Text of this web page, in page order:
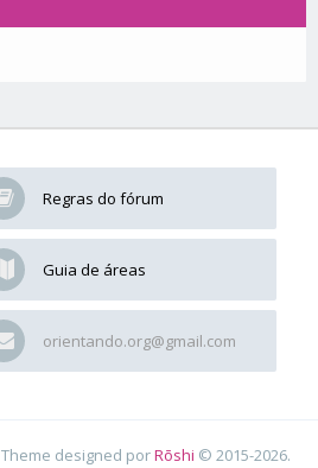
Regras do fórum
Guia de áreas
orientando.org@gmail.com
Theme designed porRōshi © 2015-2026.